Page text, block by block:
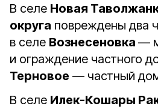
В селе Новая
округа повреждены два
в селе Вознесеновка —
и ограждение частного
Терновое — частный
В селе Илек-Кошары